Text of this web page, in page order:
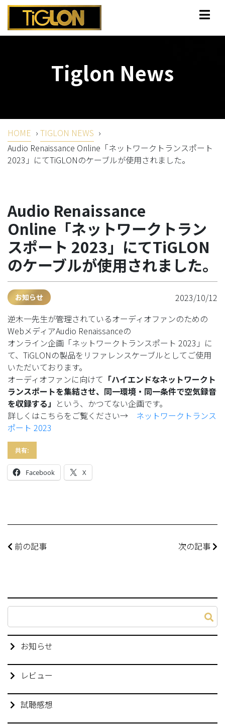
Tiglon News
HOME › TIGLON NEWS ›
Audio Renaissance Online「ネットワークトランスポート
2023」にてTiGLONのケーブルが使用されました。
Audio Renaissance
Online「ネットワークトラン
スポート 2023」にてTiGLON
のケーブルが使用されました。
お知らせ
2023/10/12
逆木一先生が管理されているオーディオファンのための
WebメディアAudio Renaissanceの
オンライン企画「ネットワークトランスポート 2023」に
て、TiGLONの製品をリファレンスケーブルとしてご使用
いただいております。
オーディオファンに向けて 「ハイエンドなネットワークト
ランスポートを集結させ、同一環境・同一条件で空気録音
を収録する」 という、かつてない企画です。
詳しくはこちらをご覧ください→ ネットワークトランス
ポート 2023
共有:
Facebook X
前の記事 次の記事
お知らせ
レビュー
試聴感想